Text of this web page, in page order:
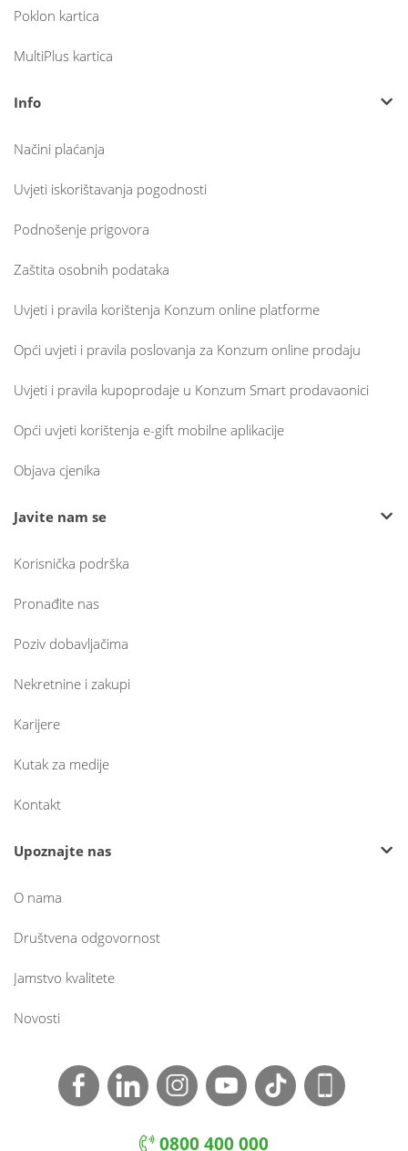
Poklon kartica
MultiPlus kartica
Info
Načini plaćanja
Uvjeti iskorištavanja pogodnosti
Podnošenje prigovora
Zaštita osobnih podataka
Uvjeti i pravila korištenja Konzum online platforme
Opći uvjeti i pravila poslovanja za Konzum online prodaju
Uvjeti i pravila kupoprodaje u Konzum Smart prodavaonici
Opći uvjeti korištenja e-gift mobilne aplikacije
Objava cjenika
Javite nam se
Korisnička podrška
Pronađite nas
Poziv dobavljačima
Nekretnine i zakupi
Karijere
Kutak za medije
Kontakt
Upoznajte nas
O nama
Društvena odgovornost
Jamstvo kvalitete
Novosti
0800 400 000